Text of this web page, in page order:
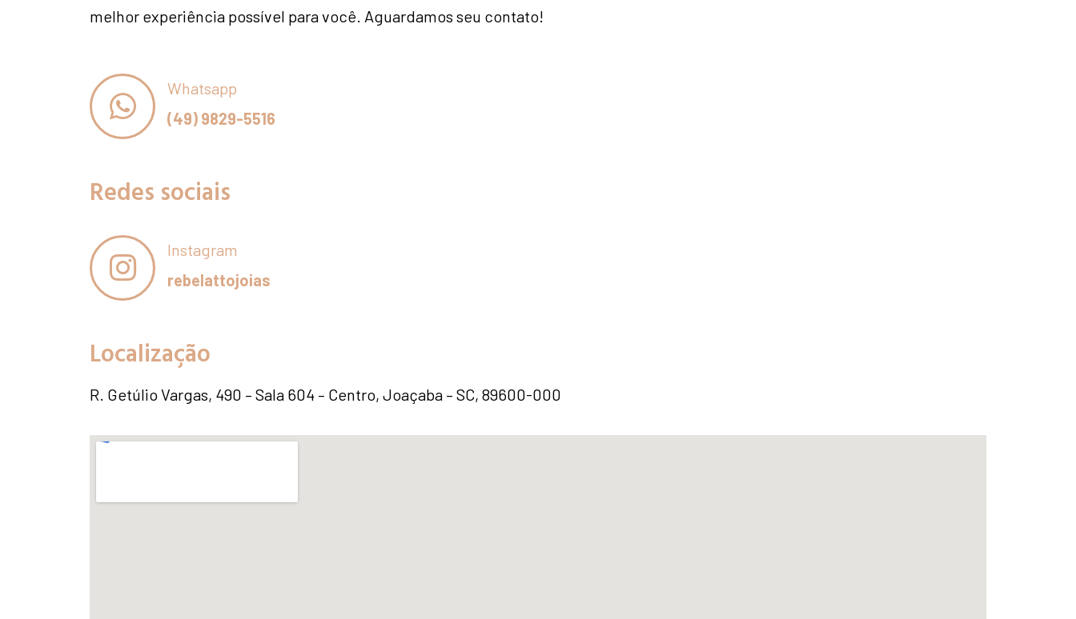
melhor experiência possível para você. Aguardamos seu contato!
Whatsapp
(49) 9829-5516
Redes sociais
Instagram
rebelattojoias
Localização
R. Getúlio Vargas, 490 – Sala 604 – Centro, Joaçaba – SC, 89600-000